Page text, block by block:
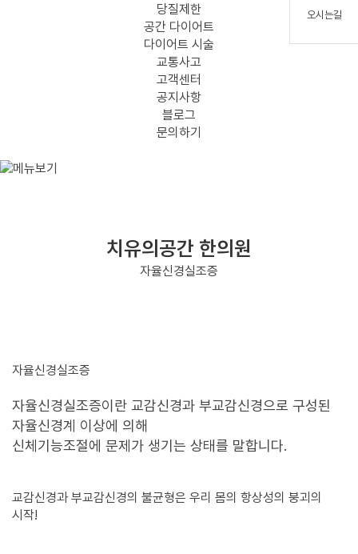
당질제한
공간 다이어트
다이어트 시술
교통사고
고객센터
공지사항
블로그
문의하기
치유의공간 한의원
자율신경실조증
자율신경실조증
자율신경실조증이란 교감신경과 부교감신경으로 구성된
자율신경계 이상에 의해
신체기능조절에 문제가 생기는 상태를 말합니다.
교감신경과 부교감신경의 불균형은 우리 몸의 항상성의 붕괴의
시작!
오시는길